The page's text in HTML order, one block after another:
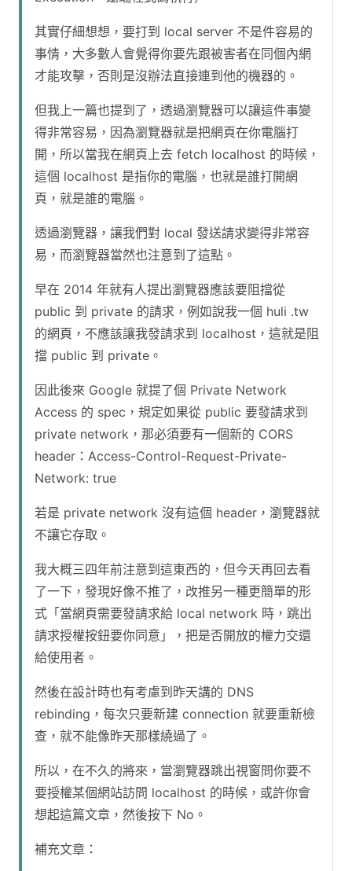
其實仔細想想，要打到 local server 不是件容易的
事情，大多數人會覺得你要先跟被害者在同個內網
才能攻擊，否則是沒辦法直接連到他的機器的。
但我上一篇也提到了，透過瀏覽器可以讓這件事變
得非常容易，因為瀏覽器就是把網頁在你電腦打
開，所以當我在網頁上去 fetch localhost 的時候，
這個 localhost 是指你的電腦，也就是誰打開網
頁，就是誰的電腦。
透過瀏覽器，讓我們對 local 發送請求變得非常容
易，而瀏覽器當然也注意到了這點。
早在 2014 年就有人提出瀏覽器應該要阻擋從
public 到 private 的請求，例如說我一個 huli .tw
的網頁，不應該讓我發請求到 localhost，這就是阻
擋 public 到 private。
因此後來 Google 就提了個 Private Network
Access 的 spec，規定如果從 public 要發請求到
private network，那必須要有一個新的 CORS
header：Access-Control-Request-Private-
Network: true
若是 private network 沒有這個 header，瀏覽器就
不讓它存取。
我大概三四年前注意到這東西的，但今天再回去看
了一下，發現好像不推了，改推另一種更簡單的形
式「當網頁需要發請求給 local network 時，跳出
請求授權按鈕要你同意」，把是否開放的權力交還
給使用者。
然後在設計時也有考慮到昨天講的 DNS
rebinding，每次只要新建 connection 就要重新檢
查，就不能像昨天那樣繞過了。
所以，在不久的將來，當瀏覽器跳出視窗問你要不
要授權某個網站訪問 localhost 的時候，或許你會
想起這篇文章，然後按下 No。
補充文章：